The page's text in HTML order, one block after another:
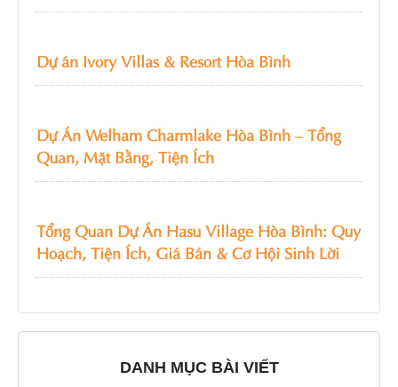
Dự án Ivory Villas & Resort Hòa Bình
Dự Án Welham Charmlake Hòa Bình – Tổng
Quan, Mặt Bằng, Tiện Ích
Tổng Quan Dự Án Hasu Village Hòa Bình: Quy
Hoạch, Tiện Ích, Giá Bán & Cơ Hội Sinh Lời
DANH MỤC BÀI VIẾT